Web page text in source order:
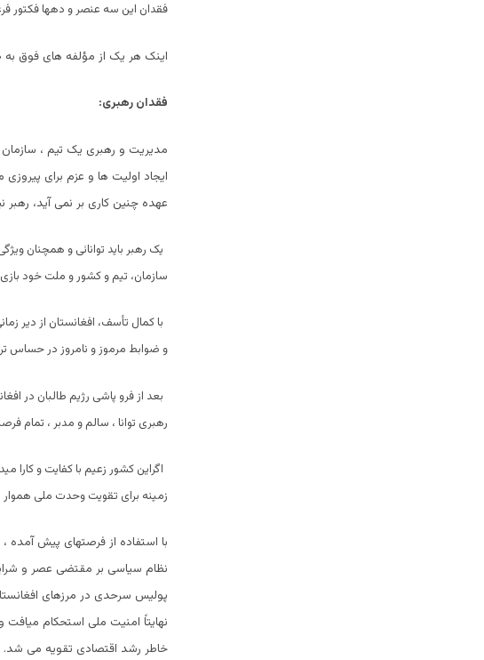
فقدان این سه عنصر و دهها فکتور
اینک هر یک از مؤلفه های فوق به
فقدان رهبری:
مدیریت و رهبری یک تیم ، سازمان
ایجاد اولیت ها و عزم برای
عهده چنین کاری بر نمی آید،
یک رهبر باید توانائی و همچنان
سازمان، تیم و کشور و ملت خود
با کمال تأسف، افغانستان از دیر
و ضوابط مرموز و نامروز در حساس
رهبری توانا ، سالم و مدبر ، تمام
اگراین کشور زعیم با کفایت و
زمینه برای تقویت وحدت ملی هموار
با استفاده از فرصتهای پیش
نظام سیاسی بر مقتضی عصر و
پولیس سرحدی در مرزهای
نهایتاً امنیت ملی استحکام
خاطر رشد اقتصادی تقویه می